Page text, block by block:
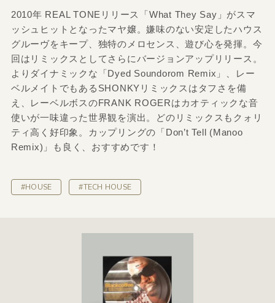
2010年 REAL TONEリリース「What They Say」がスマ
ッシュヒットとなったマヤ嬢。嫌味のない安定したハウス
グルーヴをキープ、独特のメロセンス、遊び心を発揮。今
回はリミックスとしてさらにバージョンアップリリース。
よりダイナミックな「Dyed Soundorom Remix」、レー
ベルメイトでもあるSHONKYリミックスはタフさを備
え、レーベルボスのFRANK ROGERはカオティックな音
使いが一味違った世界観を演出。どのリミックスもクォリ
ティ高く好印象。カップリングの「Don’t Tell (Manoo
Remix)」も良く、おすすめです！
#HOUSE #TECH HOUSE